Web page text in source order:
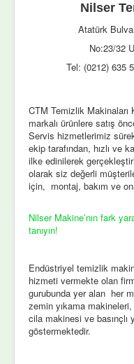
Nilser
Atatürk
No:23/32
Tel: (0212) 635
CTM Temizlik
markalı ürünlere satış
Servis hizmetlerimiz
ekip tarafından, hızlı ve
ilke edinilerek
olarak siz değerli
için, montaj, bakım ve
Nilser Makine’nın fark
tanıyın!
Endüstriyel temizlik
hizmeti vermekte olan
gurubunda yer alan her
zemin yıkama
cila makinesi ve basınçlı
göstermektedir.